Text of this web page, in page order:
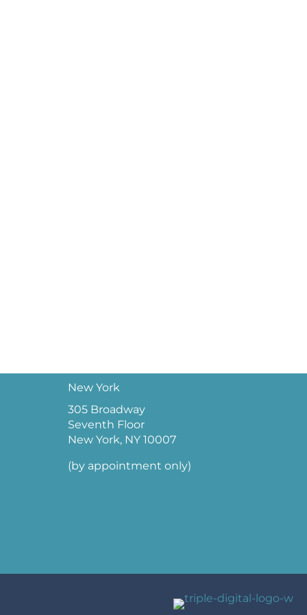
New York
305 Broadway
Seventh Floor
New York, NY 10007
(by appointment only)